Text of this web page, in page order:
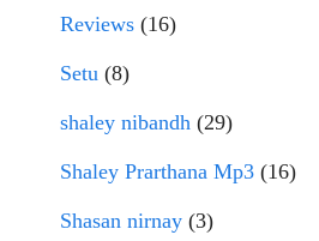
Reviews (16)
Setu (8)
shaley nibandh (29)
Shaley Prarthana Mp3 (16)
Shasan nirnay (3)